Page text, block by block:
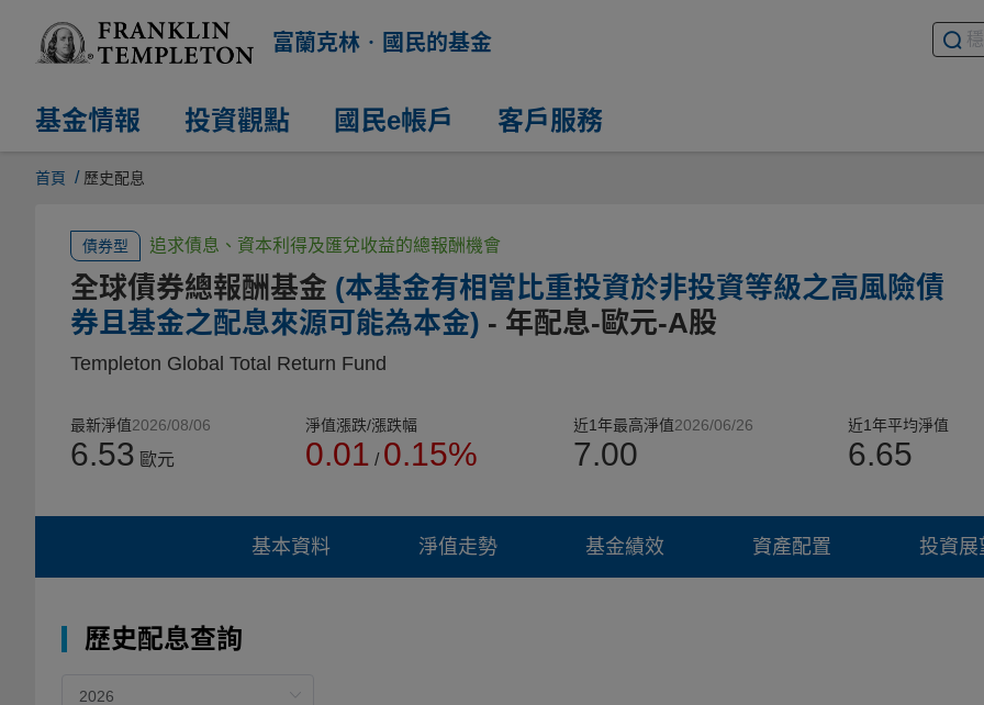
富蘭克林‧國民的基金
搜尋
請輸
基金情報 投資觀點 國民e帳戶 客戶服務
首頁 / 歷史配息
債券型 追求債息、資本利得及匯兌收益的總報酬機會
全球債券總報酬基金 (本基金有相當比重投資於非投資等級之高風險債
券且基金之配息來源可能為本金) - 年配息-歐元-A股
Templeton Global Total Return Fund
最新淨值2026/08/06
6.53 歐元
淨值漲跌/漲跌幅
0.01 / 0.15%
近1年最高淨值2026/06/26
7.00
近1年平均淨值
6.65
基本資料 淨值走勢 基金績效 資產配置 投資展
歷史配息查詢